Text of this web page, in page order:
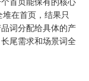
在首页，结果只
词分配给具体的产
尾需求和场景词全